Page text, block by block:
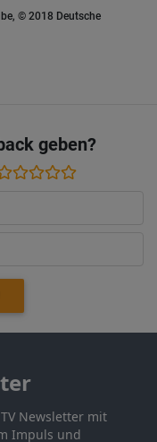
© 2018 Deutsche
geben?
Newsletter mit
Impuls und